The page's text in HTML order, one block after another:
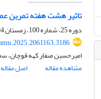
تاثیر هشت هفته تمرین
دوره 25، شماره 100، زمستان 1404، صفحه
امیرحسین صفار کهه قوچان،
مشاهده مقاله
اصل مقاله